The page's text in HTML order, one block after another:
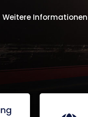
Weitere Informationen